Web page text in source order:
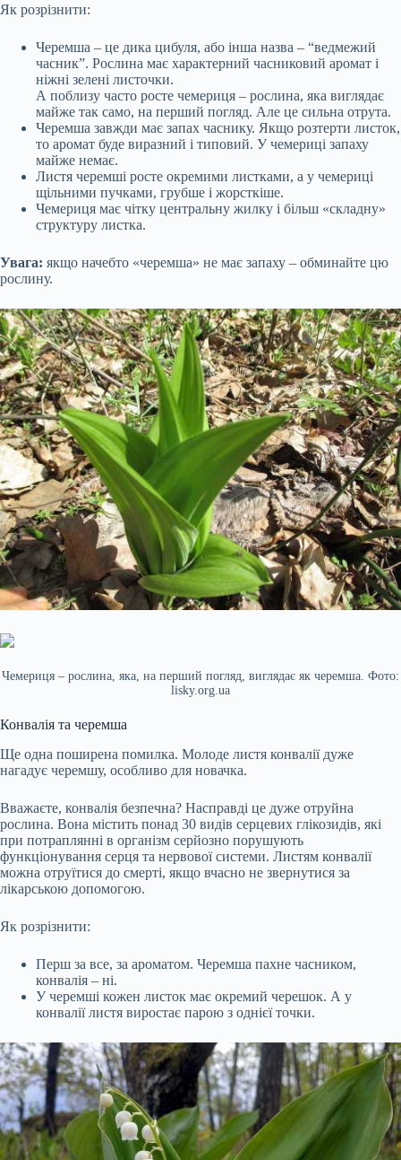
Як розрізнити:
Черемша – це дика цибуля, або інша назва – “ведмежий
часник”. Рослина має характерний часниковий аромат і
ніжні зелені листочки.
А поблизу часто росте чемериця – рослина, яка виглядає
майже так само, на перший погляд. Але це сильна отрута.
Черемша завжди має запах часнику. Якщо розтерти листок,
то аромат буде виразний і типовий. У чемериці запаху
майже немає.
Листя черемші росте окремими листками, а у чемериці
щільними пучками, грубше і жорсткіше.
Чемериця має чітку центральну жилку і більш «складну»
структуру листка.
Увага: якщо начебто «черемша» не має запаху – обминайте цю
рослину.
Чемериця – рослина, яка, на перший погляд, виглядає як черемша. Фото:
lisky.org.ua
Конвалія та черемша
Ще одна поширена помилка. Молоде листя конвалії дуже
нагадує черемшу, особливо для новачка.
Вважаєте, конвалія безпечна? Насправді це дуже отруйна
рослина. Вона містить понад 30 видів серцевих глікозидів, які
при потраплянні в організм серйозно порушують
функціонування серця та нервової системи. Листям конвалії
можна отруїтися до смерті, якщо вчасно не звернутися за
лікарською допомогою.
Як розрізнити:
Перш за все, за ароматом. Черемша пахне часником,
конвалія – ні.
У черемші кожен листок має окремий черешок. А у
конвалії листя виростає парою з однієї точки.